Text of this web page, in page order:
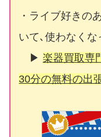
・ライブ好きの
いて､使わなくな
▶楽器買取専
30分の無料の出